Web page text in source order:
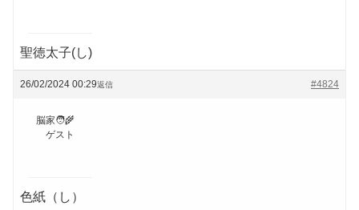
聖徳太子(し)
26/02/2024 00:29 #4824
返信
脳家🧑‍🌾
ゲスト
色紙（し）